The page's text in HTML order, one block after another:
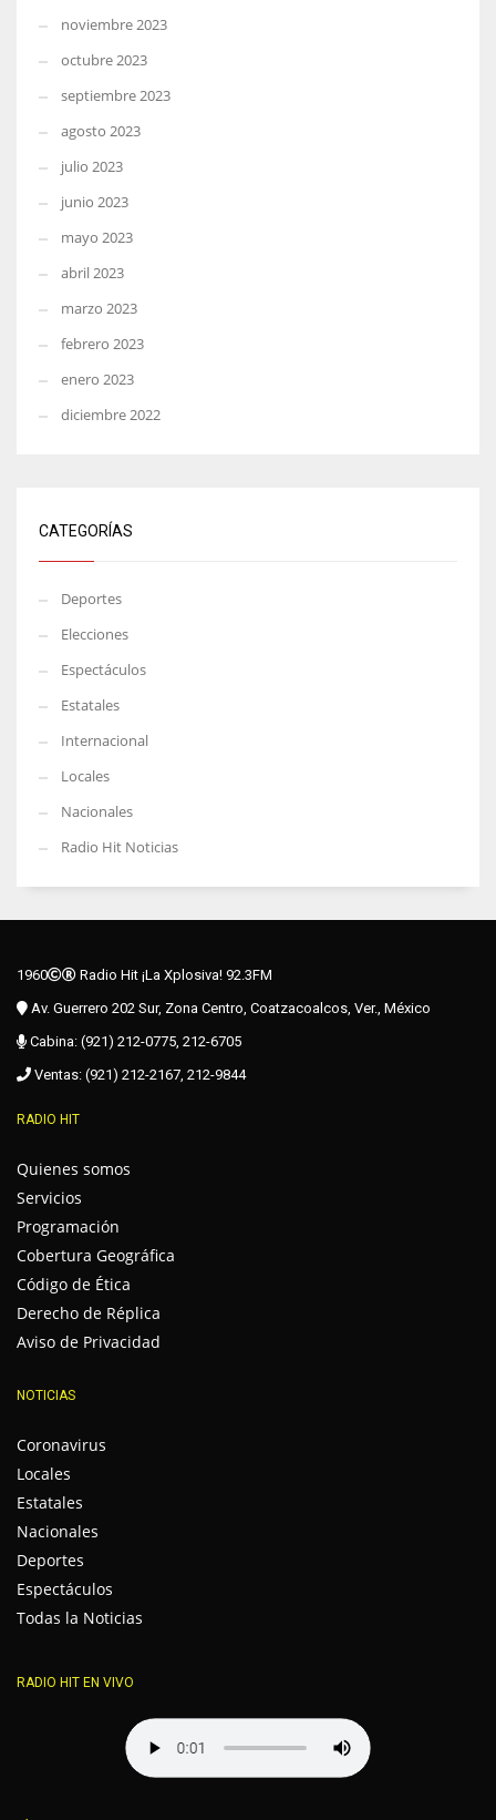
noviembre 2023
octubre 2023
septiembre 2023
agosto 2023
julio 2023
junio 2023
mayo 2023
abril 2023
marzo 2023
febrero 2023
enero 2023
diciembre 2022
CATEGORÍAS
Deportes
Elecciones
Espectáculos
Estatales
Internacional
Locales
Nacionales
Radio Hit Noticias
1960
Radio Hit ¡La Xplosiva! 92.3FM
Av. Guerrero 202 Sur, Zona Centro, Coatzacoalcos, Ver., México
Cabina: (921) 212-0775, 212-6705
Ventas: (921) 212-2167, 212-9844
RADIO HIT
Quienes somos
Servicios
Programación
Cobertura Geográfica
Código de Ética
Derecho de Réplica
Aviso de Privacidad
NOTICIAS
Coronavirus
Locales
Estatales
Nacionales
Deportes
Espectáculos
Todas la Noticias
RADIO HIT EN VIVO